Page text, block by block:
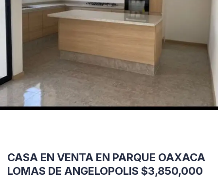
CASA EN VENTA EN PARQUE OAXACA
LOMAS DE ANGELOPOLIS $3,850,000